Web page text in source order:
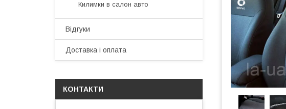
Килимки в салон авто
Відгуки
Доставка і оплата
КОНТАКТИ